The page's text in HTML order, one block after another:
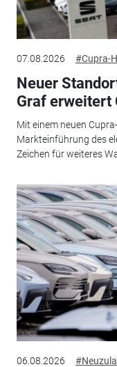
07.08.2026 #Cupra-
Neuer
Graf erweitert
Mit einem neuen
Markteinführung des
Zeichen für weiteres
06.08.2026